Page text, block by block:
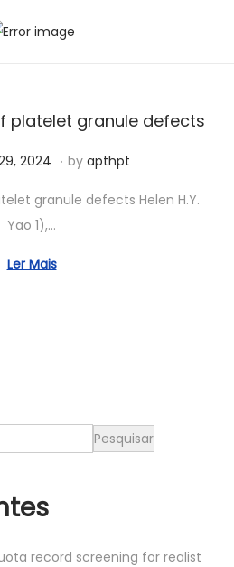
platelet granule defects
2024 J
n
o
. by apthpt
granule defects Helen H.Y.
Yao 1),…
Ler Mais
Pesquisar
record screening for realist